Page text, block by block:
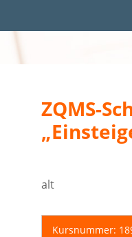
ZQMS-
alt
Kursnummer: